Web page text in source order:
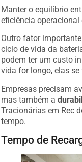
Manter o equilíbrio
eficiência operacional
Outro fator importante
ciclo de vida da
podem ter um custo
vida for longo, elas
Empresas precisam
mas também a
Tracionárias em Rec
tempo.
Tempo de